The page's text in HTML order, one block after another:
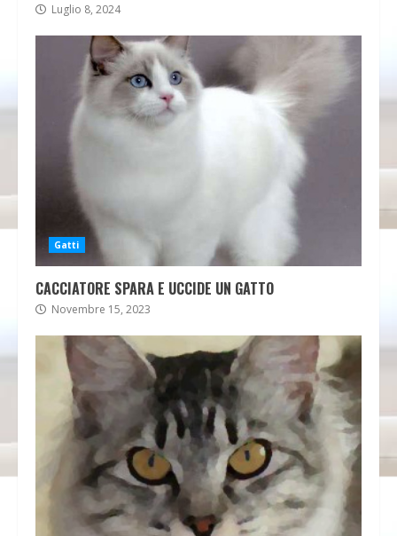
Luglio 8, 2024
Gatti
CACCIATORE SPARA E UCCIDE UN GATTO
Novembre 15, 2023